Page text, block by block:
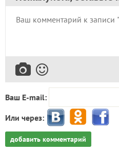
Ваш E-mail:
Или через:
добавить комментарий